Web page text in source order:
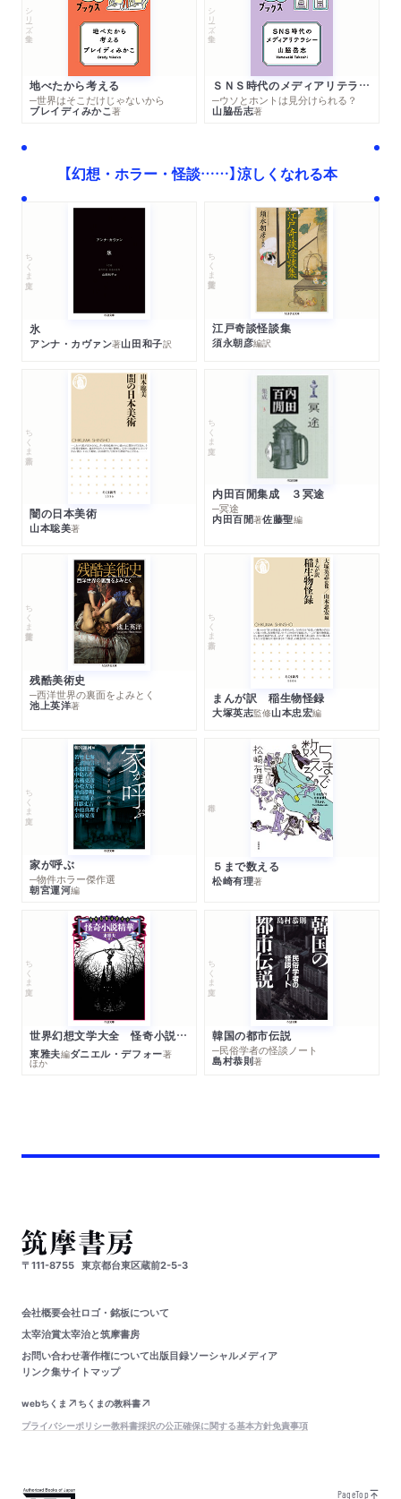
シリーズ・全集
地べたから考える
─世界はそこだけじゃないから
ブレイディみかこ著
シリーズ・全集
ＳＮＳ時代のメディアリテラシー
─ウソとホントは見分けられる？
山脇岳志著
【幻想・ホラー・怪談……】涼しくなれる本
ちくま文庫
氷
アンナ・カヴァン著山田和子訳
ちくま学芸文庫
江戸奇談怪談集
須永朝彦編訳
ちくま新書
闇の日本美術
山本聡美著
ちくま文庫
内田百閒集成 ３冥途
─冥途
内田百閒著佐藤聖編
ちくま学芸文庫
残酷美術史
─西洋世界の裏面をよみとく
池上英洋著
ちくま新書
まんが訳 稲生物怪録
大塚英志監修山本忠宏編
ちくま文庫
家が呼ぶ
─物件ホラー傑作選
朝宮運河編
５まで数える
松崎有理著
ちくま文庫
世界幻想文学大全 怪奇小説精華
東雅夫編ダニエル・デフォー著
ほか
ちくま文庫
韓国の都市伝説
─民俗学者の怪談ノート
島村恭則著
〒111-8755 東京都台東区蔵前2-5-3
会社概要会社ロゴ・銘板について
太宰治賞太宰治と筑摩書房
お問い合わせ著作権について出版目録ソーシャルメディア
リンク集サイトマップ
webちくま
ちくまの教科書
プライバシーポリシー教科書採択の公正確保に関する基本方針免責事項
PageTop